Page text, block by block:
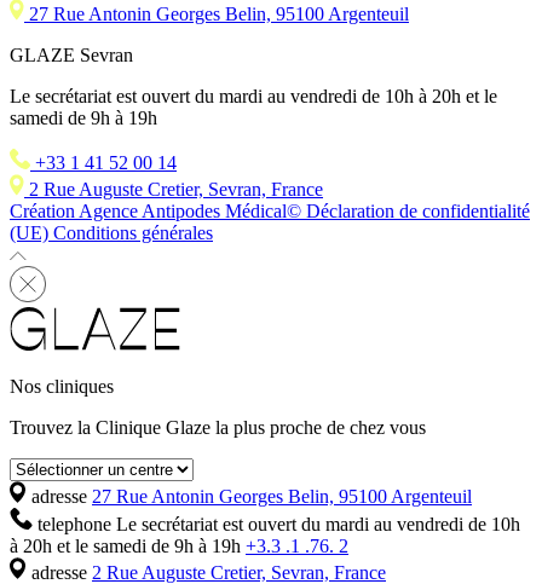
27 Rue Antonin Georges Belin, 95100 Argenteuil
GLAZE Sevran
Le secrétariat est ouvert du mardi au vendredi de 10h à 20h et le
samedi de 9h à 19h
+33 1 41 52 00 14
2 Rue Auguste Cretier, Sevran, France
Création Agence Antipodes Médical© Déclaration de confidentialité
(UE) Conditions générales
Nos cliniques
Trouvez la Clinique Glaze la plus proche de chez vous
adresse 27 Rue Antonin Georges Belin, 95100 Argenteuil
telephone Le secrétariat est ouvert du mardi au vendredi de 10h
à 20h et le samedi de 9h à 19h +3.3 .1 .76. 2
adresse 2 Rue Auguste Cretier, Sevran, France